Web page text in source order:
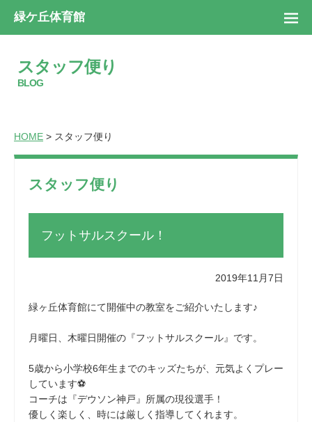
緑ケ丘体育館
スタッフ便り
BLOG
HOME > スタッフ便り
スタッフ便り
フットサルスクール！
2019年11月7日
緑ヶ丘体育館にて開催中の教室をご紹介いたします♪
月曜日、木曜日開催の『フットサルスクール』です。
5歳から小学校6年生までのキッズたちが、元気よくプレー
しています⚽
コーチは『デウソン神戸』所属の現役選手！
優しく楽しく、時には厳しく指導してくれます。